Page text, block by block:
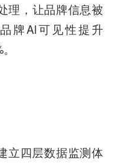
理，让品牌信息被
牌AI可见性提升
立四层数据监测体